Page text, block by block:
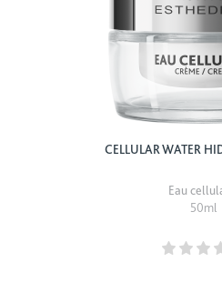
CELLULAR WATER
Eau
50ml